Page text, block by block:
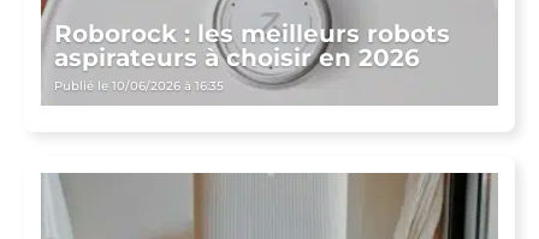
Roborock : les meilleurs robots
aspirateurs à choisir en 2026
Publié le 10/06/2026 à 16:35